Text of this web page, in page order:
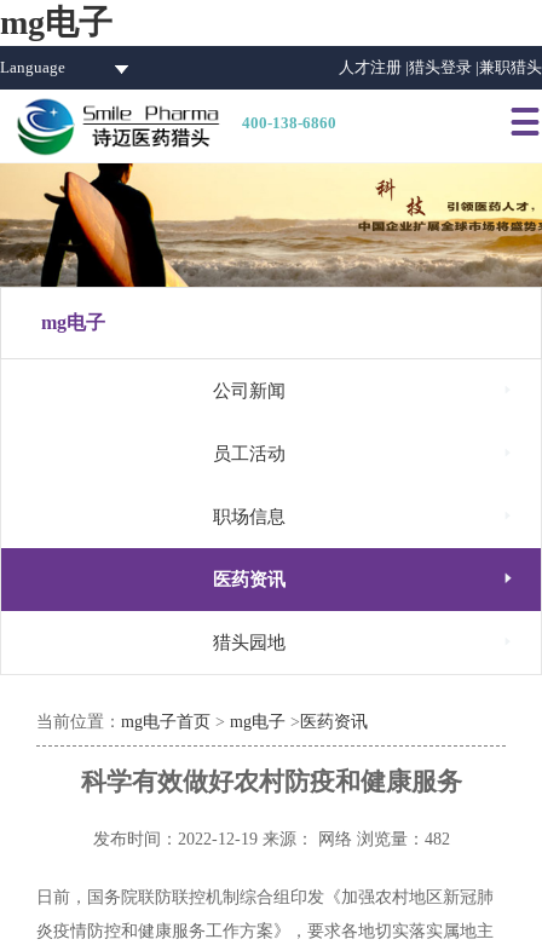
mg电子
Language 人才注册 |猎头登录 |兼职猎头
400-138-6860 
mg电子
公司新闻
员工活动
职场信息
医药资讯 
猎头园地
当前位置： mg电子首页 > mg电子 > 医药资讯
科学有效做好农村防疫和健康服务
发布时间：2022-12-19 来源： 网络 浏览量：482
日前，国务院联防联控机制综合组印发《加强农村地区新冠肺
炎疫情防控和健康服务工作方案》，要求各地切实落实属地主